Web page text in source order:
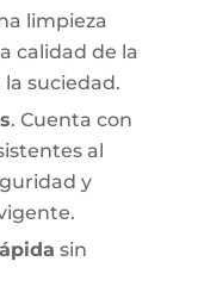
limpieza
calidad de la
suciedad.
. Cuenta con
al
y
sin